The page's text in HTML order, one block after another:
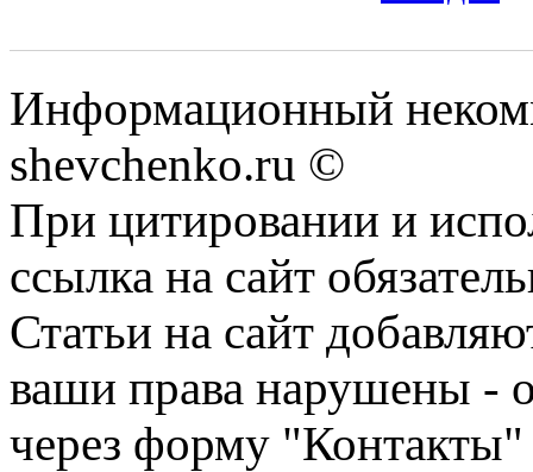
Информационный
shevchenko.ru ©
При цитировании и
ссылка на сайт
Статьи на сайт
ваши права нарушены -
через форму "Контакты"